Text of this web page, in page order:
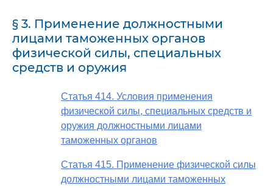
§ 3. Применение должностными
лицами таможенных органов
физической силы, специальных
средств и оружия
Статья 414. Условия применения
физической силы, специальных средств и
оружия должностными лицами
таможенных органов
Статья 415. Применение физической силы
должностными лицами таможенных